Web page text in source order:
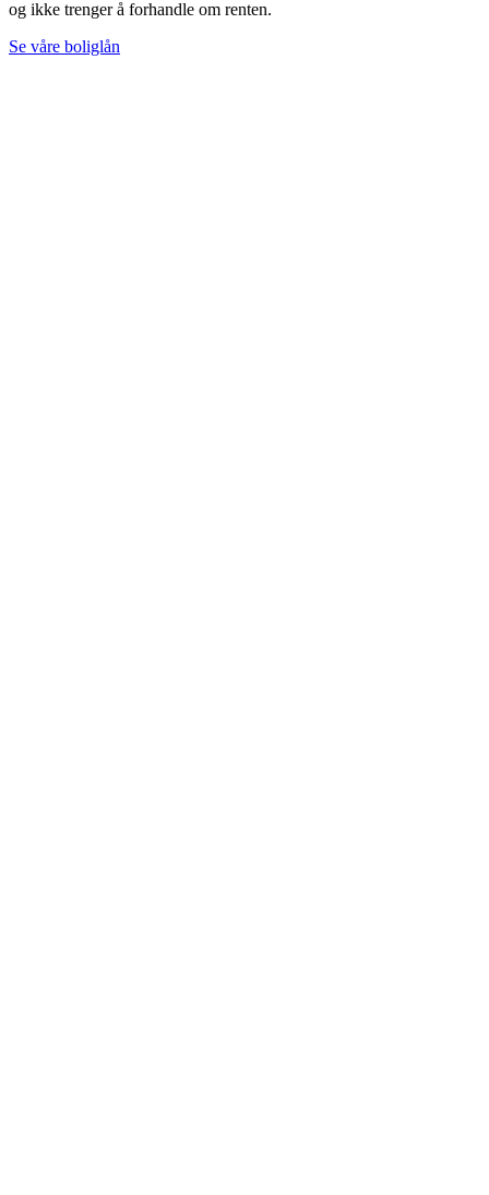
og ikke trenger å forhandle om renten.
Se våre boliglån